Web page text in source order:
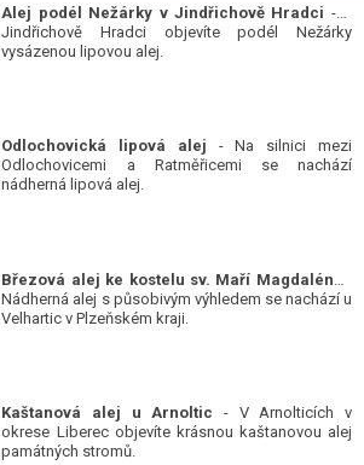
Alej podél Nežárky v Jindřichově Hradci - V
Jindřichově Hradci objevíte podél Nežárky
vysázenou lipovou alej.
Odlochovická lipová alej - Na silnici mezi
Odlochovicemi a Ratměřicemi se nachází
nádherná lipová alej.
Nádherná alej s působivým výhledem se nachází u
Velhartic v Plzeňském kraji.
Kaštanová alej u Arnoltic - V Arnolticích v
okrese Liberec objevíte krásnou kaštanovou alej
památných stromů.